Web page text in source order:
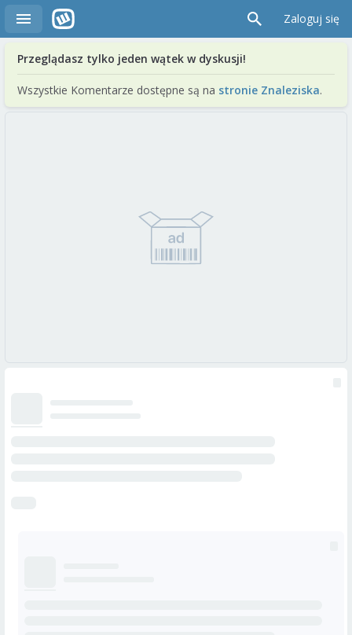
Zaloguj się
Przeglądasz tylko jeden wątek w dyskusji!
Wszystkie Komentarze dostępne są na stronie Znaleziska.